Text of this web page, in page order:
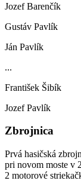
Jozef Barenčík
Gustáv Pavlík
Ján Pavlík
...
František Šibík
Jozef Pavlík
Zbrojnica
Prvá hasičská
pri novom moste v
2 motorové